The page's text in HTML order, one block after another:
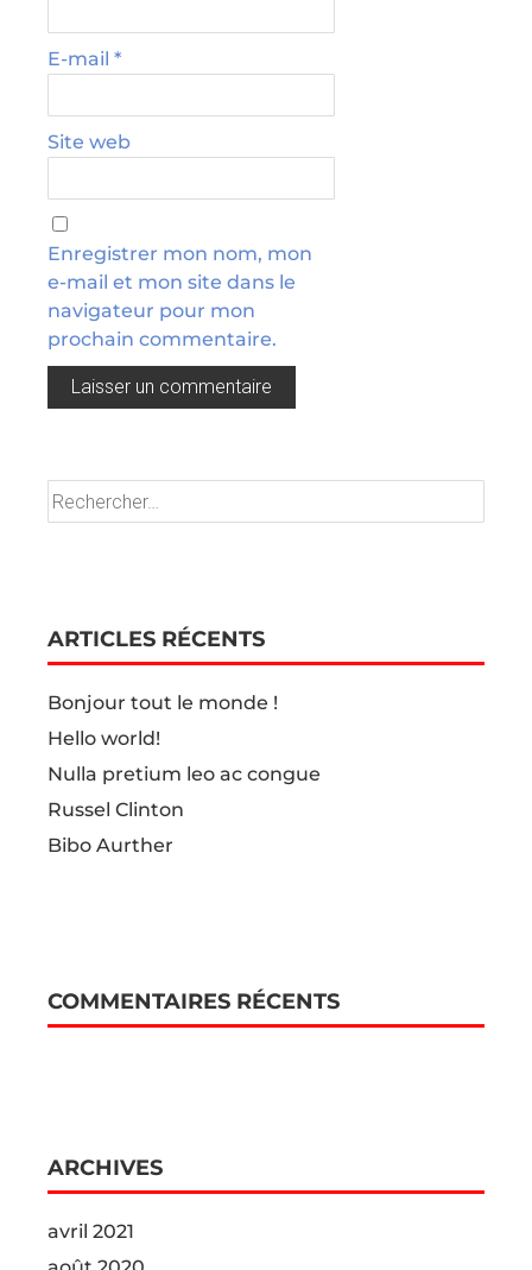
E-mail *
Site web
Enregistrer mon nom, mon
e-mail et mon site dans le
navigateur pour mon
prochain commentaire.
ARTICLES RÉCENTS
Bonjour tout le monde !
Hello world!
Nulla pretium leo ac congue
Russel Clinton
Bibo Aurther
COMMENTAIRES RÉCENTS
ARCHIVES
avril 2021